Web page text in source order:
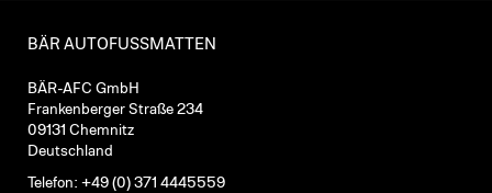
BÄR AUTOFUSSMATTEN
BÄR-AFC GmbH
Frankenberger Straße 234
09131 Chemnitz
Deutschland
Telefon: +49 (0) 371 4445559